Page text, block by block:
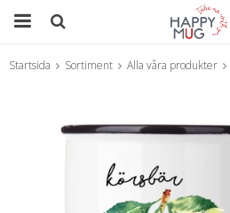
Startsida Sortiment Alla våra produkter